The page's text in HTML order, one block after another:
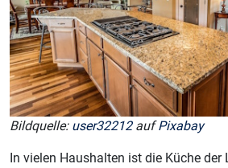
Bildquelle: user32212aufPixabay
In vielen Haushalten ist die Küche